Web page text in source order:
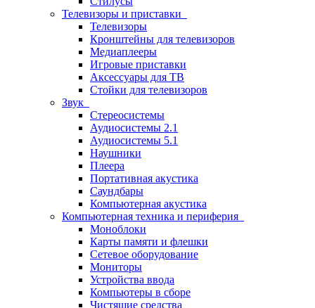
Телевизоры и приставки
Телевизоры
Кронштейны для телевизоров
Медиаплееры
Игровые приставки
Аксессуары для ТВ
Стойки для телевизоров
Звук
Стереосистемы
Аудиосистемы 2.1
Аудиосистемы 5.1
Наушники
Плеера
Портативная акустика
Саундбары
Компьютерная акустика
Компьютерная техника и периферия
Моноблоки
Карты памяти и флешки
Сетевое оборудование
Мониторы
Устройства ввода
Компьютеры в сборе
Чистящие средства